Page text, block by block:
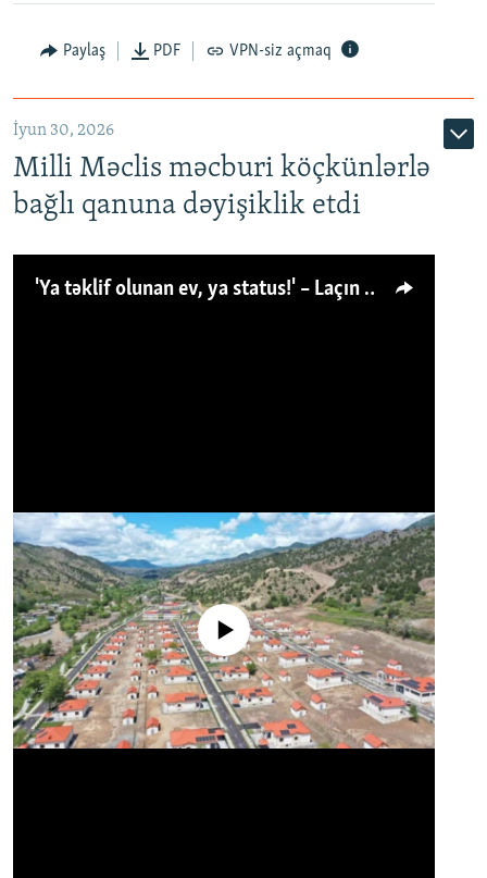
Paylaş PDF VPN-siz açmaq
İyun 30, 2026
Milli Məclis məcburi köçkünlərlə
bağlı qanuna dəyişiklik etdi
'Ya təklif olunan ev, ya status!' – Laçın köçkünü: 'Laçından başqa heç hara!'
No media source currently available